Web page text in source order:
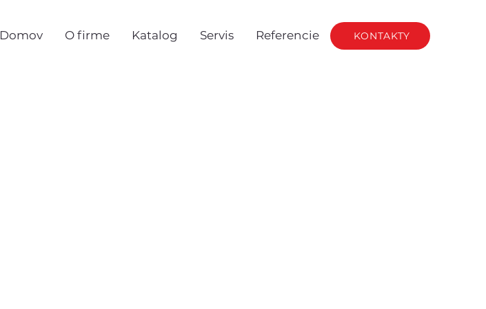
Domov O firme Katalog Servis Referencie KONTAKTY